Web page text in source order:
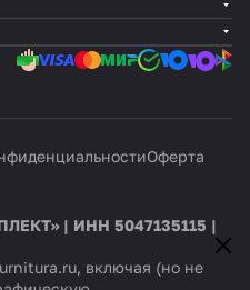
Оферта
| ИНН 5047135115 |
включая (но не